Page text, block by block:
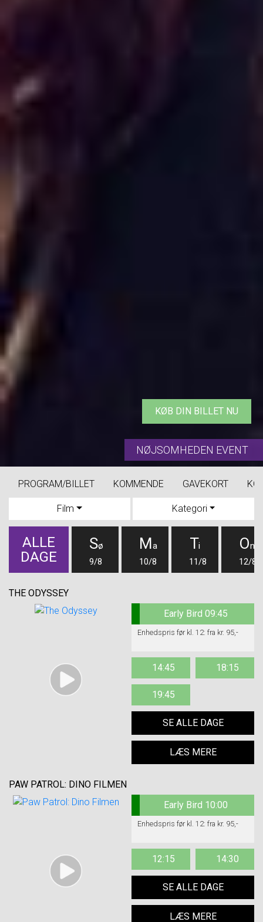
NØJSOMHEDEN EVENT
KØB DIN BILLET NU
PROGRAM/BILLET KOMMENDE GAVEKORT
Film Kategori
ALLE
DAGE
Sø
9/8
Ma
10/8
Ti
11/8
O
n
12/8
THE ODYSSEY
Early Bird 09:45
Enhedspris før kl. 12: fra kr. 95,-
14:45 18:15
19:45
SE ALLE DAGE
LÆS MERE
PAW PATROL: DINO FILMEN
Early Bird 10:00
Enhedspris før kl. 12: fra kr. 95,-
12:15 14:30
SE ALLE DAGE
LÆS MERE